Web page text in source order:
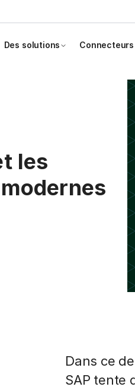
Des solutions Connecteurs
les
Dans ce
SAP tente